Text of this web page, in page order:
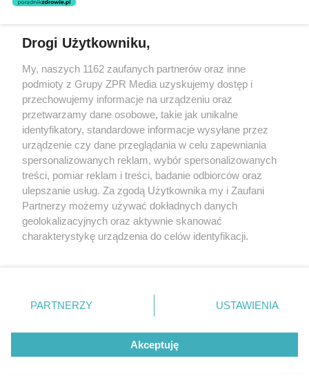
Tradycyjny makowiec smakuje najlepiej, kiedy
drożdżowe ciasto jest dobrze wyrośnięte i delikatne.
Warto też samodzielnie przygotować mak - zajmuje
to nieco więcej czasu, niż wyłożenie gotowego
maku z puszki, ale naprawdę warto.
To ci się przyda
Drogi Użytkowniku,
My, naszych 1162 zaufanych partnerów oraz inne
podmioty z Grupy ZPR Media uzyskujemy dostęp i
przechowujemy informacje na urządzeniu oraz
przetwarzamy dane osobowe, takie jak unikalne
identyfikatory, standardowe informacje wysyłane przez
urządzenie czy dane przeglądania w celu zapewniania
spersonalizowanych reklam, wybór spersonalizowanych
treści, pomiar reklam i treści, badanie odbiorców oraz
ulepszanie usług. Za zgodą Użytkownika my i Zaufani
Partnerzy możemy używać dokładnych danych
geolokalizacyjnych oraz aktywnie skanować
charakterystykę urządzenia do celów identyfikacji.
zmienić/wycofać klikając przycisk ustawień prywatności
znajdujący się w lewym dolnym rogu strony
rodzaje przetwarzania danych nie wymagają zgody
użytkownika, ale masz prawo sprzeciwić się takiemu
przetwarzaniu. Preferencje będą miały zastosowanie tylko
PARTNERZY USTAWIENIA
Akceptuję